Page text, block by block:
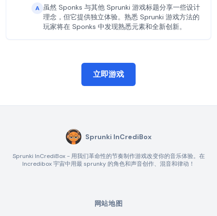
A 虽然 Sponks 与其他 Sprunki 游戏标题分享一些设计
理念，但它提供独立体验。熟悉 Sprunki 游戏方法的
玩家将在 Sponks 中发现熟悉元素和全新创新。
立即游戏
Sprunki InCrediBox
Sprunki InCrediBox - 用我们革命性的节奏制作游戏改变你的音乐体验。在
Incredibox 宇宙中用最 sprunky 的角色和声音创作、混音和律动！
网站地图